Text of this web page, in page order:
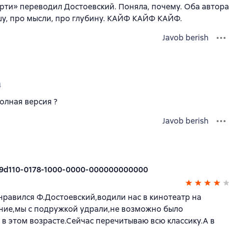
переводил Достоевский. Поняла, почему. Оба автора
про мысли, про глубину. КАЙФ КАЙФ КАЙФ.
Javob berish
версия ?
Javob berish
0178-1000-0000-000000000000
Ф.Достоевский,водили нас в кинотеатр на
с подружкой удрали,не возможно было
этом возрасте.Сейчас перечитываю всю классику.А в